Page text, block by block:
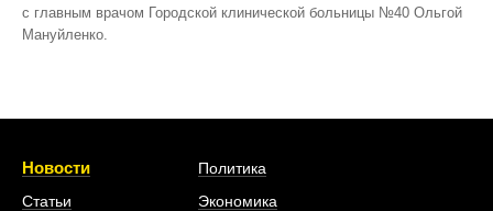
с главным врачом Городской клинической больницы №40 Ольгой
Мануйленко.
Новости
Статьи
Политика
Экономика